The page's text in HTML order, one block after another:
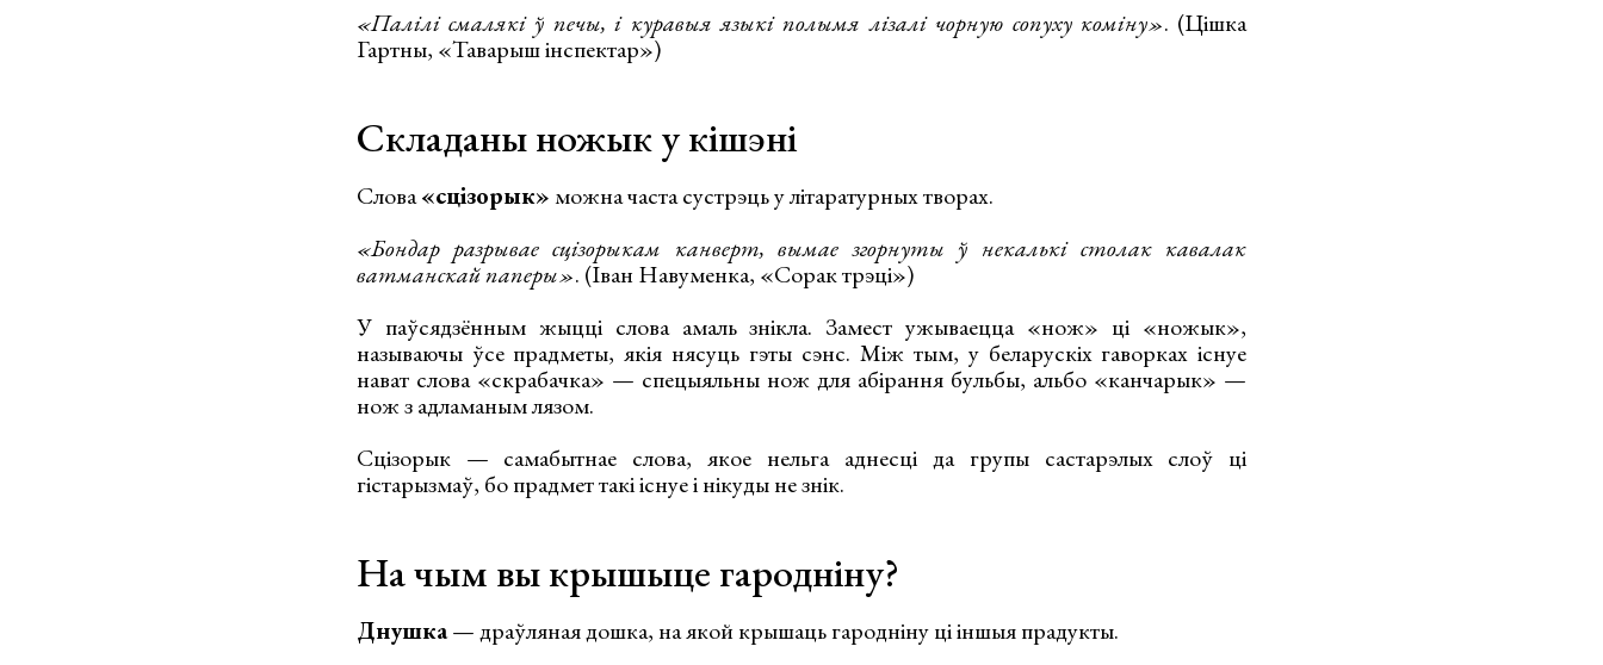
«Палілі смалякі ў печы, і куравыя языкі полымя лізалі чорную сопуху коміну». (Цішка
Гартны, «Таварыш інспектар»)
Складаны ножык у кішэні
Слова«сцізорык»можна часта сустрэць у літаратурных творах.
«Бондар разрывае сцізорыкам канверт, вымае згорнуты ў некалькі столак кавалак
ватманскай паперы». (Іван Навуменка, «Сорак трэці»)
У паўсядзённым жыцці слова амаль знікла. Замест ужываецца «нож» ці «ножык»,
называючы ўсе прадметы, якія нясуць гэты сэнс. Між тым, у беларускіх гаворках існуе
нават слова «скрабачка» — спецыяльны нож для абірання бульбы, альбо «канчарык» —
нож з адламаным лязом.
Сцізорык — самабытнае слова, якое нельга аднесці да групы састарэлых слоў ці
гістарызмаў, бо прадмет такі існуе і нікуды не знік.
На чым вы крышыце гародніну?
Днушка— драўляная дошка, на якой крышаць гародніну ці іншыя прадукты.